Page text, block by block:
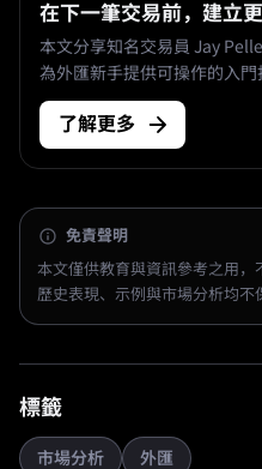
在下一筆交易前，建立
本文分享知名交易員 Jay
為外匯新手提供可操作的入門
了解更多
免責聲明
本文僅供教育與資訊參考之用，
歷史表現、示例與市場分析均不
標籤
市場分析 外匯